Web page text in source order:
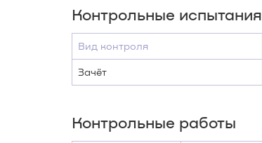
Контрольные испытания
Вид контроля
Зачёт
Контрольные работы